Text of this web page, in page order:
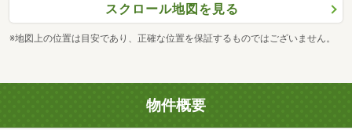
スクロール地図を見る
※地図上の位置は目安であり、正確な位置を保証するものではございません。
物件概要